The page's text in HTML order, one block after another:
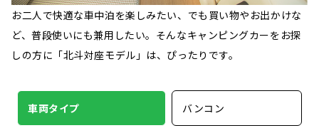
お二人で快適な車中泊を楽しみたい、でも買い物やお出かけな
ど、普段使いにも兼用したい。そんなキャンピングカーをお探
しの方に「北斗対座モデル」は、ぴったりです。
車両タイプ バンコン